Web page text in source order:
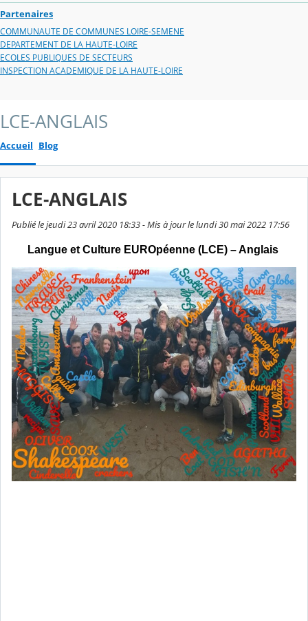
Partenaires
COMMUNAUTE DE COMMUNES LOIRE-SEMENE
DEPARTEMENT DE LA HAUTE-LOIRE
ECOLES PUBLIQUES DE SECTEURS
INSPECTION ACADEMIQUE DE LA HAUTE-LOIRE
LCE-ANGLAIS
Accueil Blog
LCE-ANGLAIS
Publié le jeudi 23 avril 2020 18:33 - Mis à jour le lundi 30 mai 2022 17:56
Langue et Culture EUROpéenne (LCE) – Anglais